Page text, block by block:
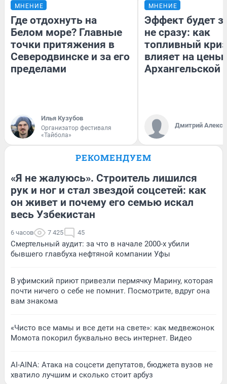
МНЕНИЕ
Где отдохнуть на
Белом море? Главные
точки притяжения в
Северодвинске и за его
пределами
Илья Кузубов
Организатор фестиваля
«Тайбола»
МНЕНИЕ
Эффект будет
не сразу: как
топливный
влияет на цены
Архангельской
Дмитрий
РЕКОМЕНДУЕМ
«Я не жалуюсь». Строитель лишился
рук и ног и стал звездой соцсетей: как
он живет и почему его семью искал
весь Узбекистан
6 часов 7 425 45
Смертельный аудит: за что в начале 2000-х убили
бывшего главбуха нефтяной компании Уфы
В уфимский приют привезли пермячку Марину, которая
почти ничего о себе не помнит. Посмотрите, вдруг она
вам знакома
«Чисто все мамы и все дети на свете»: как медвежонок
Момота покорил буквально весь интернет. Видео
AI-AINA: Атака на соцсети депутатов, бюджета вузов не
хватило лучшим и сколько стоит арбуз